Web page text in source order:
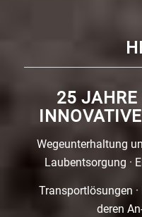
25
Wegeunterhaltung
Laubentsorgung ·
Transportlösungen
deren